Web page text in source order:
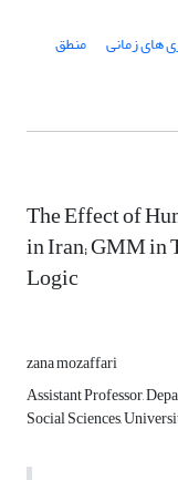
منطق
The Effect of
in Iran; GMM in
Logic
zana mozaffari
Assistant Professor,
Social Sciences,